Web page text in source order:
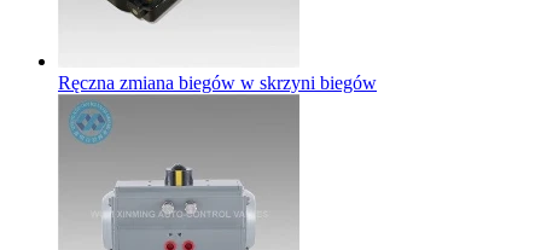
Ręczna zmiana biegów w skrzyni biegów